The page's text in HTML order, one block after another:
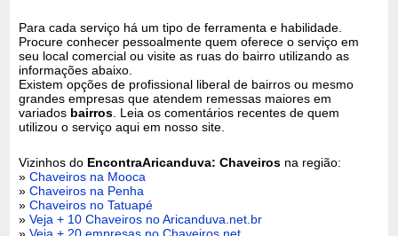
Para cada serviço há um tipo de ferramenta e habilidade.
Procure conhecer pessoalmente quem oferece o serviço em
seu local comercial ou visite as ruas do bairro utilizando as
informações abaixo.
Existem opções de profissional liberal de bairros ou mesmo
grandes empresas que atendem remessas maiores em
variados bairros . Leia os comentários recentes de quem
utilizou o serviço aqui em nosso site.
Vizinhos do EncontraAricanduva: Chaveiros na região:
»Chaveiros na Mooca
»Chaveiros na Penha
»Chaveiros no Tatuapé
»Veja + 10 Chaveiros no Aricanduva.net.br
»Veja + 20 empresas no Chaveiros.net